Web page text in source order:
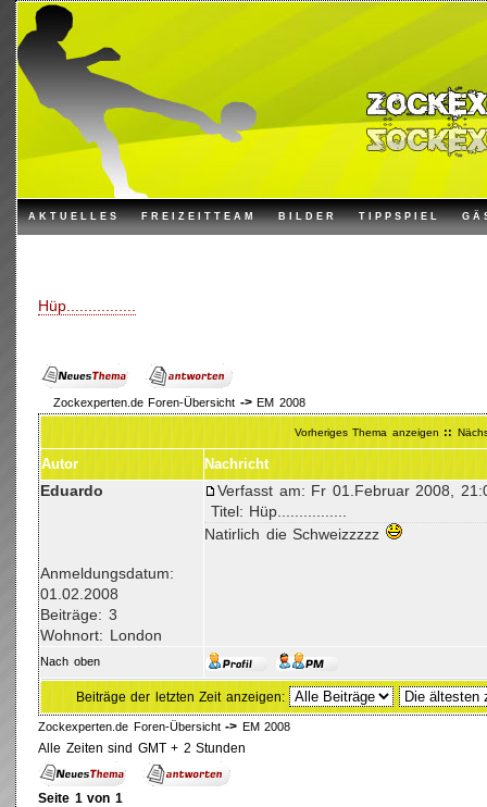
AKTUELLES FREIZEITTEAM BILDER TIPPSPIEL
Hüp................
Zockexperten.de Foren-Übersicht ->EM 2008
Vorheriges Thema anzeigen ::
Autor
Nachricht
Eduardo
Anmeldungsdatum:
01.02.2008
Beiträge: 3
Wohnort: London
Verfasst am: Fr 01.Februar 2008,
Titel: Hüp................
Natirlich die Schweizzzzz
Nach oben
Beiträge der letzten Zeit anzeigen:
Zockexperten.de Foren-Übersicht-> EM 2008
Alle Zeiten sind GMT + 2 Stunden
Seite 1 von 1